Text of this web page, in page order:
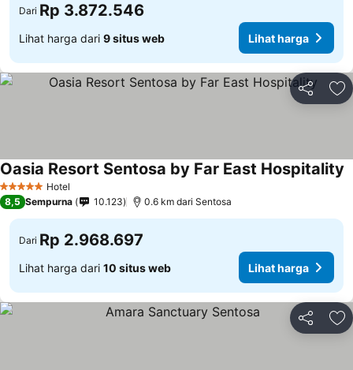
Dari Rp 3.872.546
Lihat harga dari 9 situs web Lihat harga
Bagikan
5 Bintang Hotel
Oasia Resort Sentosa by Far East Hospitality
8,5 Sempurna 10.123 0.6 km dari Sentosa
Dari Rp 2.968.697
Lihat harga dari 10 situs web Lihat harga
Bagikan